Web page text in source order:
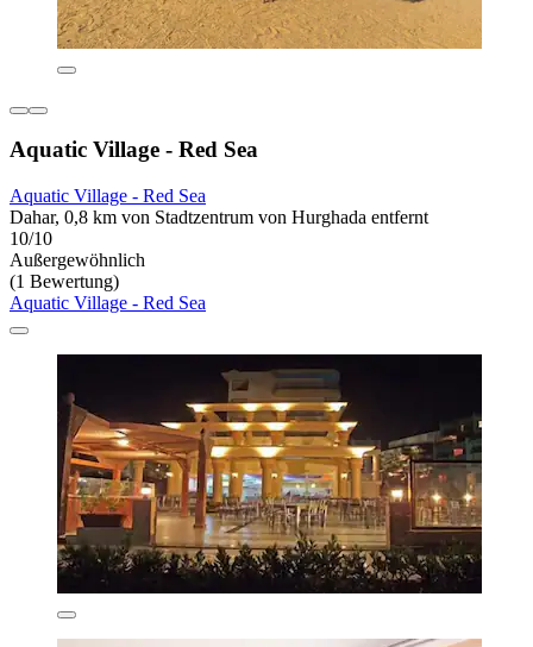
Aquatic Village - Red Sea
Aquatic Village - Red Sea
Dahar, 0,8 km von Stadtzentrum von Hurghada entfernt
10/10
Außergewöhnlich
(1 Bewertung)
Aquatic Village - Red Sea